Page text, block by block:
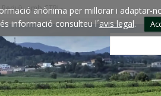
anònima per millorar i adaptar-
informació consulteu l´avis legal.
amb CTRL-